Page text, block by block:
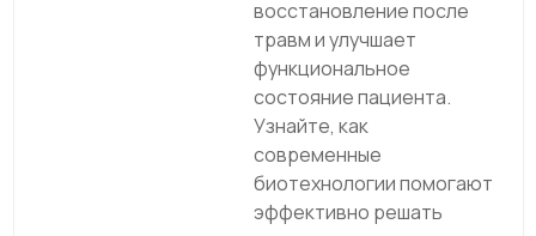
восстановление после
травм и улучшает
функциональное
состояние пациента.
Узнайте, как
современные
биотехнологии помогают
эффективно решать